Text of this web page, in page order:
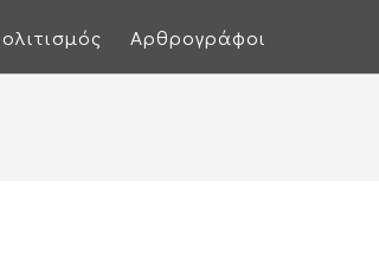
Αρθρογράφοι